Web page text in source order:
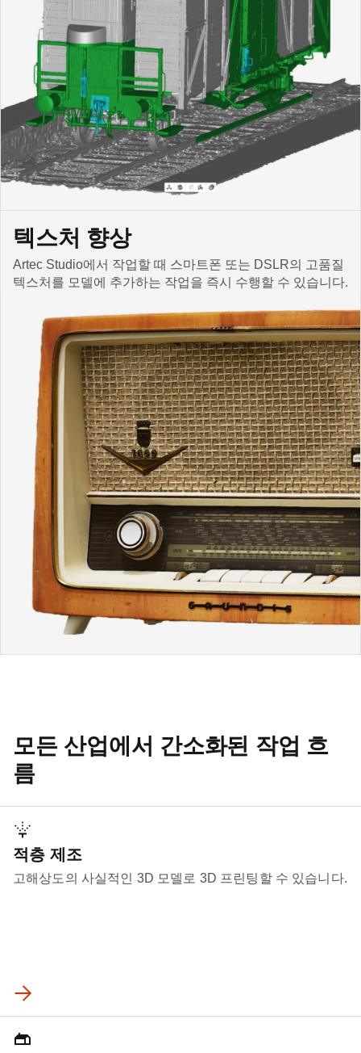
텍스처 향상
Artec Studio에서 작업할 때 스마트폰 또는 DSLR의 고품질
텍스처를 모델에 추가하는 작업을 즉시 수행할 수 있습니다.
모든 산업에서 간소화된 작업 흐
름
적층 제조
고해상도의 사실적인 3D 모델로 3D 프린팅할 수 있습니다.